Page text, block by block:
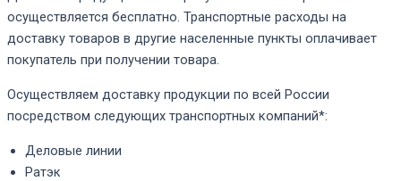
осуществляется бесплатно. Транспортные расходы на
доставку товаров в другие населенные пункты оплачивает
покупатель при получении товара.
Осуществляем доставку продукции по всей России
посредством следующих транспортных компаний*:
Деловые линии
Ратэк